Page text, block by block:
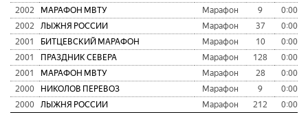
2002
МАРАФОН МВТУ Марафон 9
2002
ЛЫЖНЯ РОССИИ Марафон 37
2001
БИТЦЕВСКИЙ МАРАФОН Марафон 10
2001
ПРАЗДНИК СЕВЕРА Марафон 128
2001
МАРАФОН МВТУ Марафон 28
2000
НИКОЛОВ ПЕРЕВОЗ Марафон 9
2000
ЛЫЖНЯ РОССИИ Марафон 212